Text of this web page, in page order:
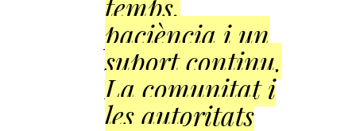
temps,
paciència i un
suport continu.
La comunitat i
les autoritats